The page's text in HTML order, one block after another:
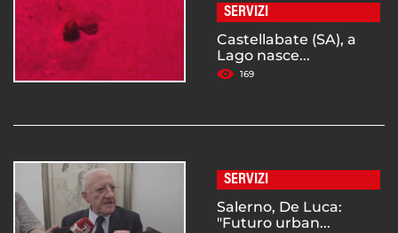
SERVIZI
Castellabate (SA), a
Lago nasce...
169
SERVIZI
Salerno, De Luca:
"Futuro urban...